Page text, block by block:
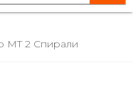
MT 2 Спирали